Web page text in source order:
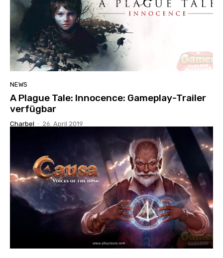
NEWS
A Plague Tale: Innocence: Gameplay-Trailer
verfügbar
Charbel - 26. April 2019